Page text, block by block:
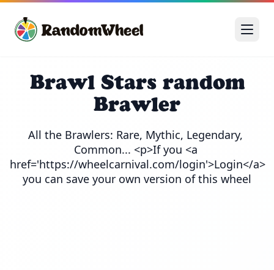
Brawl Stars random
Brawler
All the Brawlers: Rare, Mythic, Legendary,
Common... <p>If you <a
href='https://wheelcarnival.com/login'>Login</a>
you can save your own version of this wheel